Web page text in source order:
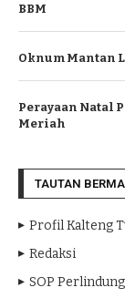
BBM
Oknum Mantan
Perayaan Natal
Meriah
TAUTAN
Profil Kalteng
Redaksi
SOP